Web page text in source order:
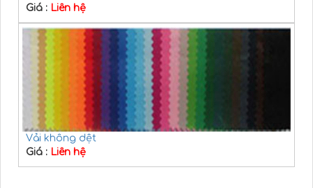
Giá : Liên hệ
Vải không dệt
Giá : Liên hệ